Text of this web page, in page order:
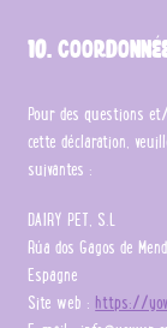
10.
Pour des questions
cette déclaration,
suivantes :
DAIRY PET, S.L
Rúa dos Gagos de
Espagne
Site web : https://